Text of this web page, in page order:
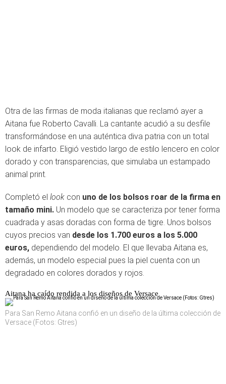
Otra de las firmas de moda italianas que reclamó ayer a
Aitana fue Roberto Cavalli. La cantante acudió a su desfile
transformándose en una auténtica diva patria con un total
look de infarto. Eligió vestido largo de estilo lencero en color
dorado y con transparencias, que simulaba un estampado
animal print.
Completó el look con uno de los bolsos roar de la firma en
tamaño mini. Un modelo que se caracteriza por tener forma
cuadrada y asas doradas con forma de tigre. Unos bolsos
cuyos precios van desde los 1.700 euros a los 5.000
euros, dependiendo del modelo. El que llevaba Aitana es,
además, un modelo especial pues la piel cuenta con un
degradado en colores dorados y rojos.
Aitana ha caído rendida a los diseños de Versace
Para San Remo Aitana confió en un diseño de la última colección de
Versace (Fotos: Gtres)